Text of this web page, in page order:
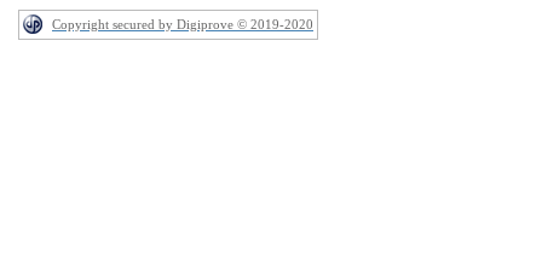
Copyright secured by Digiprove © 2019-2020